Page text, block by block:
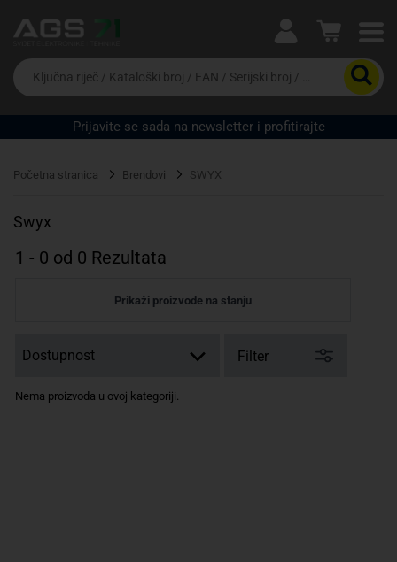
Ova postavka prilagođava asortiman proizvoda i
cijene vašim potrebama.
Da
biste
potražili
proizvod,
unesite
riječ,
EAN
serijski
Prijavite se sada na newsletter i profitirajte
Početna stranica Brendovi SWYX
Swyx
1 - 0 od 0 Rezultata
Prikaži proizvode na stanju
Filter
Nema proizvoda u ovoj kategoriji.